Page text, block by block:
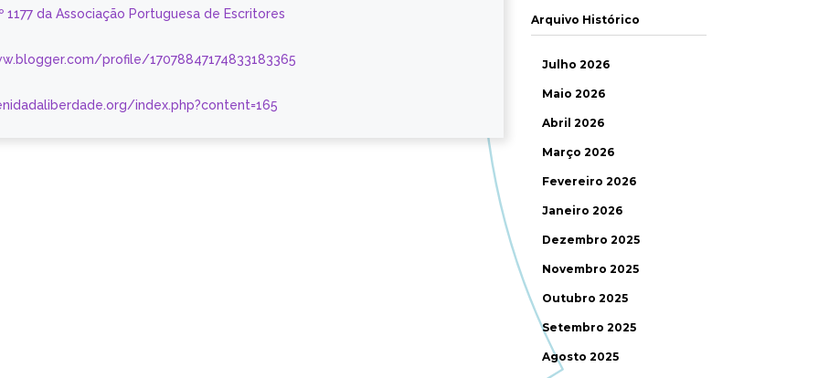
1177 da Associação Portuguesa de Escritores
profile/17078847174833183365
index.php?content=165
Arquivo Histórico
Julho 2026
Maio 2026
Abril 2026
Março 2026
Fevereiro 2026
Janeiro 2026
Dezembro 2025
Novembro 2025
Outubro 2025
Setembro 2025
Agosto 2025